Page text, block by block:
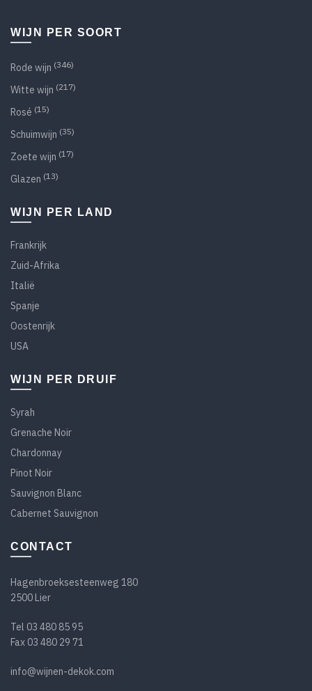
WIJN PER SOORT
Rode wijn (346)
Witte wijn (217)
Rosé (15)
Schuimwijn (35)
Zoete wijn (17)
Glazen (13)
WIJN PER LAND
Frankrijk
Zuid-Afrika
Italië
Spanje
Oostenrijk
USA
WIJN PER DRUIF
Syrah
Grenache Noir
Chardonnay
Pinot Noir
Sauvignon Blanc
Cabernet Sauvignon
CONTACT
Hagenbroeksesteenweg 180
2500 Lier
Tel 03 480 85 95
Fax 03 480 29 71
info@wijnen-dekok.com